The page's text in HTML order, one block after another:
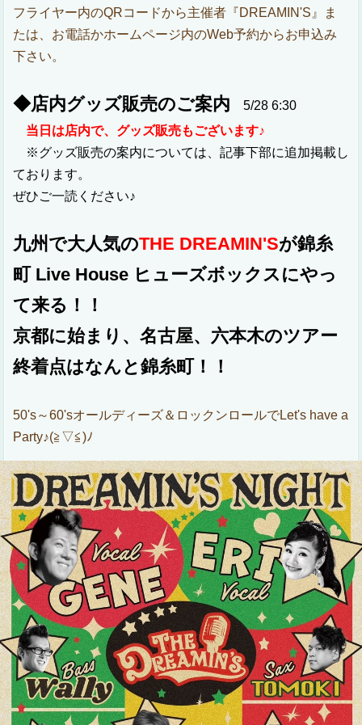
フライヤー内のQRコードから主催者『DREAMIN'S』ま
たは、お電話かホームページ内のWeb予約からお申込み
下さい。
◆店内グッズ販売のご案内
5/28 6:30
当日は店内で、グッズ販売もございます♪
※グッズ販売の案内については、記事下部に追加掲載し
ております。
ぜひご一読ください♪
九州で大人気のTHE DREAMIN'Sが錦糸
町 Live House ヒューズボックスにやっ
て来る！！
京都に始まり、名古屋、六本木のツアー
終着点はなんと錦糸町！！
50's～60'sオールディーズ＆ロックンロールでLet's have a
Party♪(≧▽≦)ﾉ